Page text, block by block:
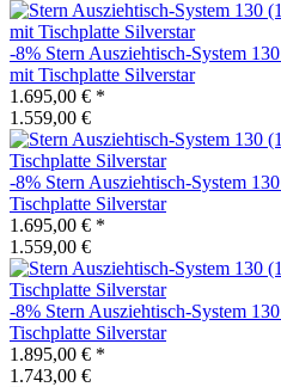
-8% Stern Ausziehtisch-System
mit Tischplatte Silverstar
1.695,00 € *
1.559,00 €
-8% Stern Ausziehtisch-System
Tischplatte Silverstar
1.695,00 € *
1.559,00 €
-8% Stern Ausziehtisch-System
Tischplatte Silverstar
1.895,00 € *
1.743,00 €